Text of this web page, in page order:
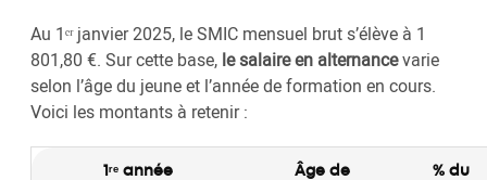
Au 1ᵉʳ janvier 2025, le SMIC mensuel brut s’élève à 1
801,80 €. Sur cette base, le salaire en alternancevarie
selon l’âge du jeune et l’année de formation en cours.
Voici les montants à retenir :
1ʳᵉ année
Âge de
% du